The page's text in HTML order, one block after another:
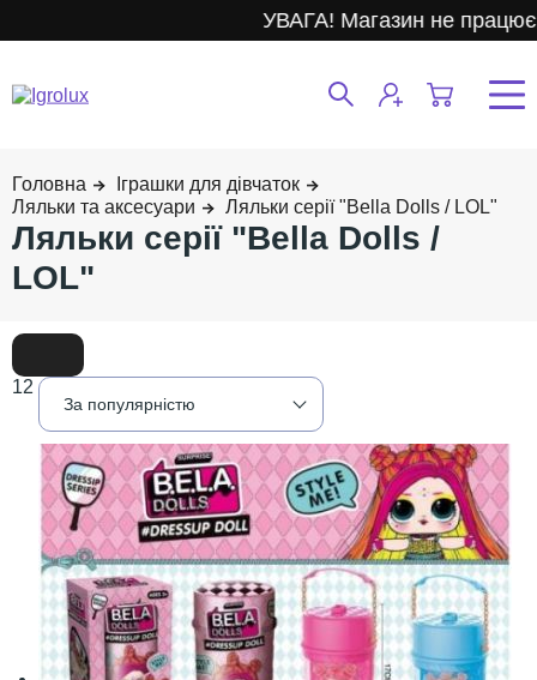
УВАГА! Магазин не працює.
Іграшки для дівчаток
Ляльки та аксесуари
Ляльки серії "Bella Dolls / LOL"
Ляльки серії "Bella Dolls /
LOL"
12